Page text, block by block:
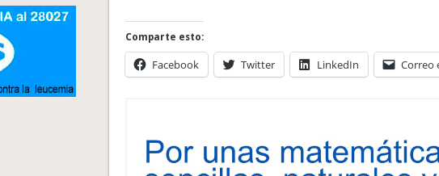
Comparte esto:
Facebook Twitter LinkedIn Correo